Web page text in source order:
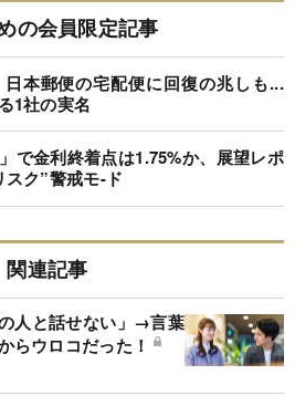
の会員限定記事
本郵便の宅配便に回復の兆しも...
1社の実名
で金利終着点は1.75%か、展望レポ
ク”警戒モ-ド
関連記事
人と話せない」→言葉
らウロコだった！